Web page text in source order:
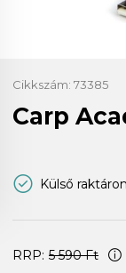
Cikkszám: 73385
Carp
Külső raktáron
RRP: 5 590 Ft